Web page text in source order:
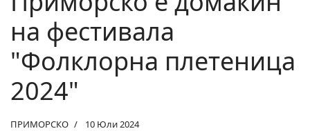
на фестивала
"Фолклорна плетеница
2024"
ПРИМОРСКО 10 Юли 2024